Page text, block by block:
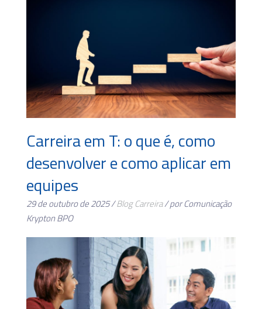
Carreira em T: o que é, como
desenvolver e como aplicar em
equipes
29 de outubro de 2025 /Blog Carreira/ por Comunicação
Krypton BPO